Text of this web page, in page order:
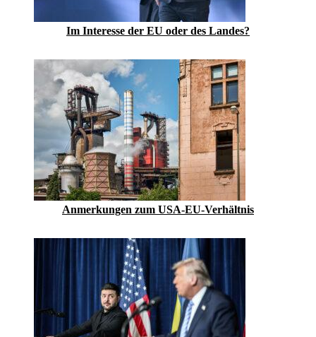
Im Inte­resse der EU oder des Landes?
Anmerkungen zum USA-EU-Verhältnis